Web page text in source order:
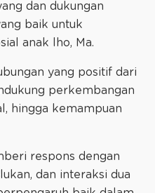
dan dukungan
baik untuk
anak lho, Ma.
yang positif dari
perkembangan
hingga kemampuan
respons dengan
dan interaksi dua